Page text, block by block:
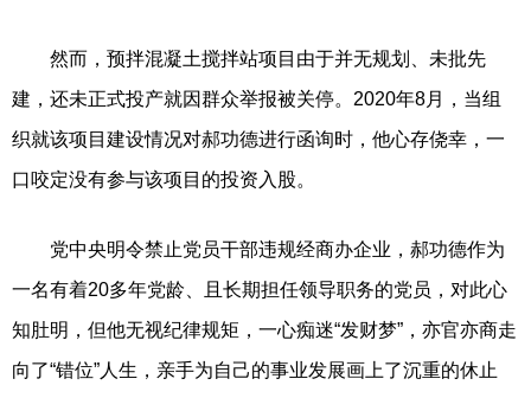
然而，预拌混凝土搅拌站项目由于并无规划、未批先
建，还未正式投产就因群众举报被关停。2020年8月，当组
织就该项目建设情况对郝功德进行函询时，他心存侥幸，一
口咬定没有参与该项目的投资入股。
党中央明令禁止党员干部违规经商办企业，郝功德作为
一名有着20多年党龄、且长期担任领导职务的党员，对此心
知肚明，但他无视纪律规矩，一心痴迷“发财梦”，亦官亦商走
向了“错位”人生，亲手为自己的事业发展画上了沉重的休止